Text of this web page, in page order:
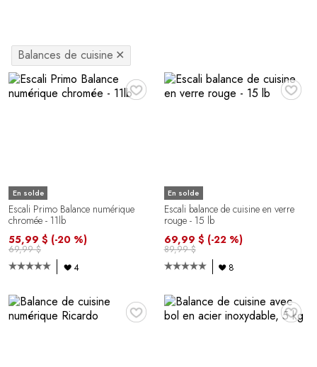
Balances de cuisine ✕
♥
En solde
Escali Primo Balance numérique
chromée - 11lb
55,99 $ (-20 %)
69,99 $
4
♥
En solde
Escali balance de cuisine en verre
rouge - 15 lb
69,99 $ (-22 %)
89,99 $
8
♥ ♥